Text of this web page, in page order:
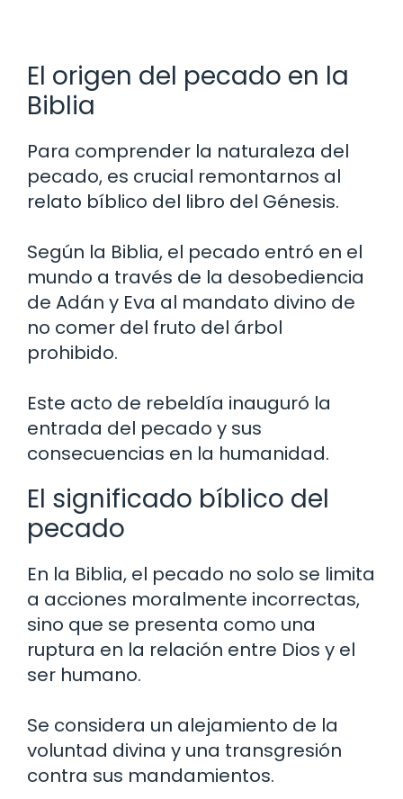
El origen del pecado en la
Biblia
Para comprender la naturaleza del
pecado, es crucial remontarnos al
relato bíblico del libro del Génesis.
Según la Biblia, el pecado entró en el
mundo a través de la desobediencia
de Adán y Eva al mandato divino de
no comer del fruto del árbol
prohibido.
Este acto de rebeldía inauguró la
entrada del pecado y sus
consecuencias en la humanidad.
El significado bíblico del
pecado
En la Biblia, el pecado no solo se limita
a acciones moralmente incorrectas,
sino que se presenta como una
ruptura en la relación entre Dios y el
ser humano.
Se considera un alejamiento de la
voluntad divina y una transgresión
contra sus mandamientos.